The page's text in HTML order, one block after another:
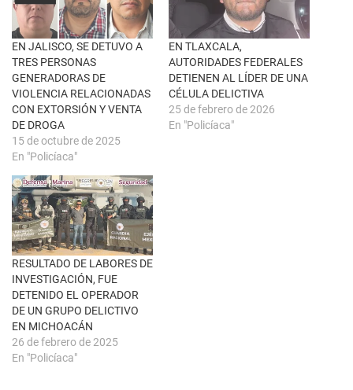
n
a
e
n
t
a
n
a
n
u
e
v
a
e
b
o
k
(
S
e
a
b
r
n
u
v
e
n
t
a
n
a
n
u
e
v
a
EN JALISCO, SE DETUVO A
TRES PERSONAS
GENERADORAS DE
VIOLENCIA RELACIONADAS
CON EXTORSIÓN Y VENTA
DE DROGA
15 de octubre de 2025
En "Policíaca"
EN TLAXCALA,
AUTORIDADES FEDERALES
DETIENEN AL LÍDER DE UNA
CÉLULA DELICTIVA
25 de febrero de 2026
En "Policíaca"
RESULTADO DE LABORES DE
INVESTIGACIÓN, FUE
DETENIDO EL OPERADOR
DE UN GRUPO DELICTIVO
EN MICHOACÁN
26 de febrero de 2025
En "Policíaca"